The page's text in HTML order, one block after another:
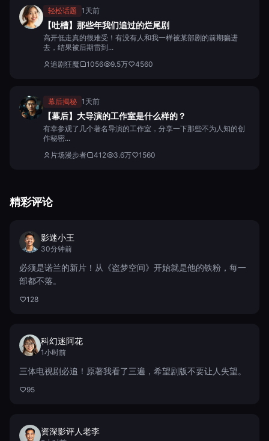
轻松话题 1天前
【吐槽】那些年我们追过的烂尾剧
高开低走真的很难受！有没有人和我一样被某部剧的前期骗进
去，结果被后期雷到...
追剧狂魔
1056 9.5万 4560
幕后揭秘 1天前
【幕后】大导演的工作室是什么样的？
有幸参观了几个著名导演的工作室，分享一下那些不为人知的创
作秘密...
片场漫步者
412 3.6万 1560
精彩评论
影迷小王
30分钟前
必须是诺兰的新片！从《盗梦空间》开始就是他的铁粉，每一
部都不落。
128
科幻迷阿花
1小时前
三体电视剧必追！原著我看了三遍，希望剧版不要让人失望。
95
资深影评人老李